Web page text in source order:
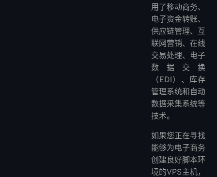
3. GoDaddy
GoDaddy电子商务主机价格与方案
GoDaddy电子商务主机特点：
常见问题
WordPress主机适合电子商务吗？
更多常见问题
用了移动商务、
电子资金转账、
供应链管理、互
联网营销、在线
交易处理、电子
数据交换
（EDI）、库存
管理系统和自动
数据采集系统等
技术。
如果您正在寻找
能够为电子商务
创建良好脚本环
境的VPS主机，